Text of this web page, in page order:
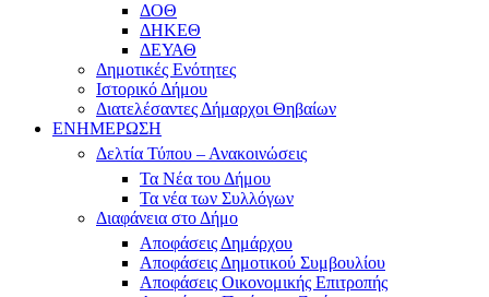
ΔΟΘ
ΔΗΚΕΘ
ΔΕΥΑΘ
Δημοτικές Ενότητες
Ιστορικό Δήμου
Διατελέσαντες Δήμαρχοι Θηβαίων
ΕΝΗΜΕΡΩΣΗ
Δελτία Τύπου – Ανακοινώσεις
Τα Νέα του Δήμου
Τα νέα των Συλλόγων
Διαφάνεια στο Δήμο
Αποφάσεις Δημάρχου
Αποφάσεις Δημοτικού Συμβουλίου
Αποφάσεις Οικονομικής Επιτροπής